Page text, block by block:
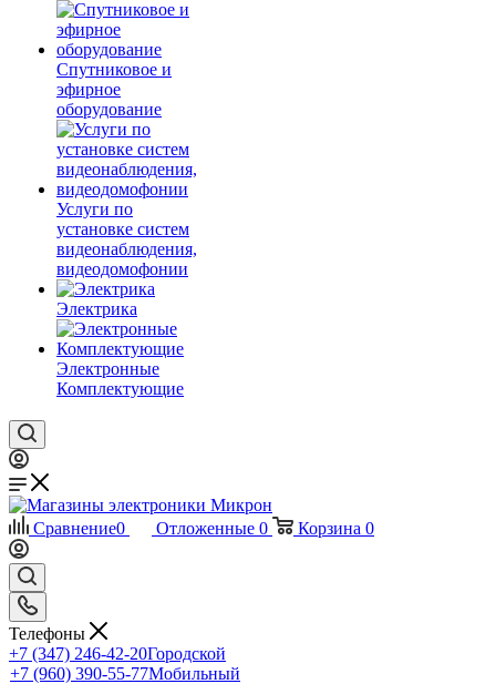
Спутниковое и
эфирное
оборудование
Услуги по
установке систем
видеонаблюдения,
видеодомофонии
Электрика
Электронные
Комплектующие
Сравнение0 Отложенные 0 Корзина 0
Телефоны
+7 (347) 246-42-20Городской
+7 (960) 390-55-77Мобильный